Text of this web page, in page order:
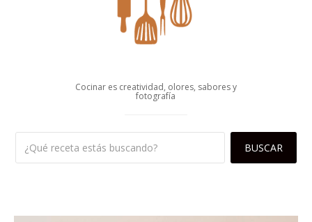
Cocinar es creatividad, olores, sabores y
fotografía